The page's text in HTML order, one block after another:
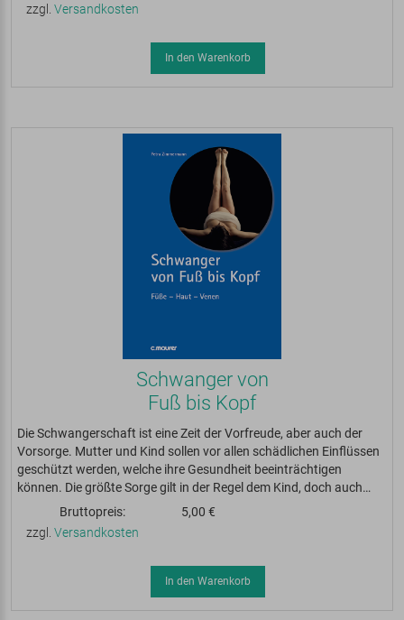
zzgl. Versandkosten
In den Warenkorb
Schwanger von
Fuß bis Kopf
Die Schwangerschaft ist eine Zeit der Vorfreude, aber auch der
Vorsorge. Mutter und Kind sollen vor allen schädlichen Einflüssen
geschützt werden, welche ihre Gesundheit beeinträchtigen
können. Die größte Sorge gilt in der Regel dem Kind, doch auch…
Bruttopreis:
5,00 €
zzgl. Versandkosten
In den Warenkorb